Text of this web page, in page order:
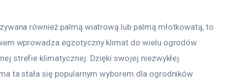
również palmą wiatrową lub palmą młotkowatą, to
wprowadza egzotyczny klimat do wielu ogrodów
strefie klimatycznej. Dzięki swojej niezwykłej
ta stała się popularnym wyborem dla ogrodników